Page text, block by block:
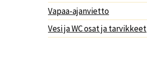
Vapaa-ajanvietto
Vesi ja WC osat ja tarvikkeet